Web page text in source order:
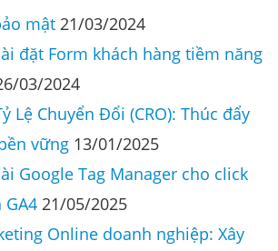
mật 21/03/2024
đặt Form khách hàng tiềm năng
03/2024
Lệ Chuyển Đổi (CRO): Thúc đẩy
vững 13/01/2025
Google Tag Manager cho click
21/05/2025
Online doanh nghiệp: Xây